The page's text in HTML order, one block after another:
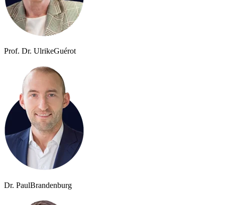
Prof. Dr. UlrikeGuérot
Dr. PaulBrandenburg